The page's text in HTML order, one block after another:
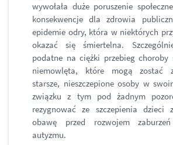
wywołała duże poruszenie
konsekwencje dla zdrowia
epidemie odry, która w niektórych
okazać się śmiertelna.
podatne na ciężki przebieg
niemowlęta, które mogą zostać
starsze, nieszczepione osoby w
związku z tym pod żadnym
rezygnować ze szczepienia dzieci
obawę przed rozwojem
autyzmu.